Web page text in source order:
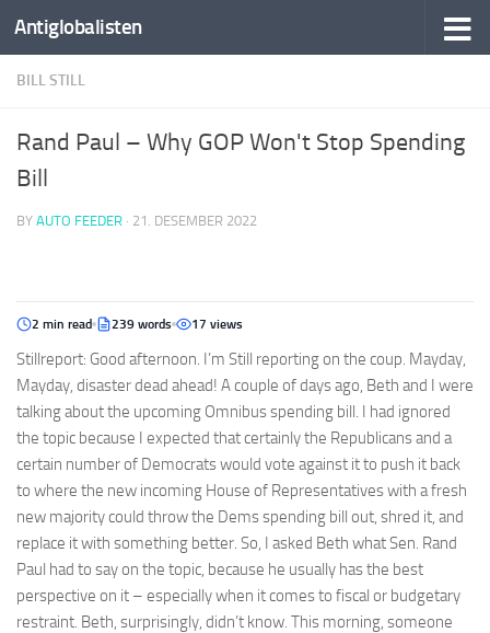
Antiglobalisten
BILL STILL
Rand Paul – Why GOP Won't Stop Spending
Bill
BY AUTO FEEDER · 21. DESEMBER 2022
2 min read 239 words 17 views
Stillreport: Good afternoon. I’m Still reporting on the coup. Mayday,
Mayday, disaster dead ahead! A couple of days ago, Beth and I were
talking about the upcoming Omnibus spending bill. I had ignored
the topic because I expected that certainly the Republicans and a
certain number of Democrats would vote against it to push it back
to where the new incoming House of Representatives with a fresh
new majority could throw the Dems spending bill out, shred it, and
replace it with something better. So, I asked Beth what Sen. Rand
Paul had to say on the topic, because he usually has the best
perspective on it – especially when it comes to fiscal or budgetary
restraint. Beth, surprisingly, didn’t know. This morning, someone